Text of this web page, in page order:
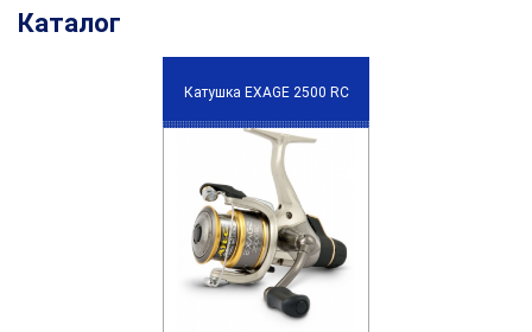
Каталог
Катушка EXAGE 2500 RC